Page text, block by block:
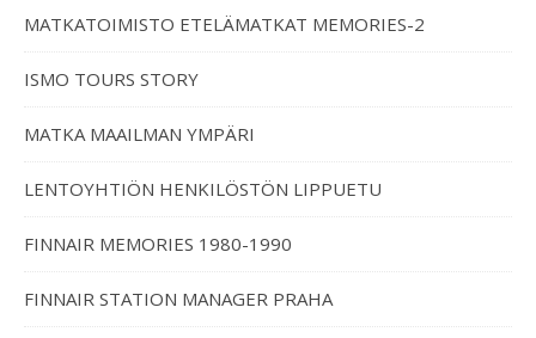
MATKATOIMISTO ETELÄMATKAT MEMORIES-2
ISMO TOURS STORY
MATKA MAAILMAN YMPÄRI
LENTOYHTIÖN HENKILÖSTÖN LIPPUETU
FINNAIR MEMORIES 1980-1990
FINNAIR STATION MANAGER PRAHA